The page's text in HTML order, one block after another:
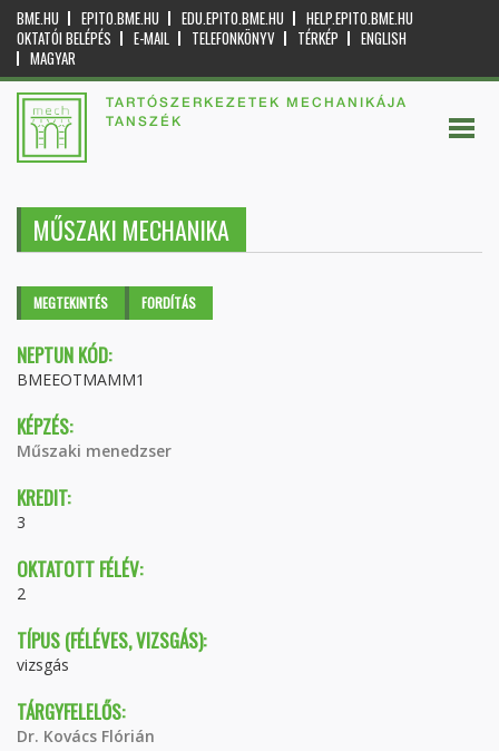
BME.HU EPITO.BME.HU EDU.EPITO.BME.HU
HELP.EPITO.BME.HU
OKTATÓI BELÉPÉS
E-MAIL TELEFONKÖNYV TÉRKÉP
ENGLISH
MAGYAR
TARTÓSZERKEZETEK MECHANIKÁJA
TANSZÉK
MŰSZAKI MECHANIKA
Elsődleges fülek
MEGTEKINTÉS (AKTÍVFORDÍTÁS
NEPTUN KÓD:
BMEEOTMAMM1
KÉPZÉS:
Műszaki menedzser
KREDIT:
3
OKTATOTT FÉLÉV:
2
TÍPUS (FÉLÉVES, VIZSGÁS):
vizsgás
TÁRGYFELELŐS:
Dr. Kovács Flórián